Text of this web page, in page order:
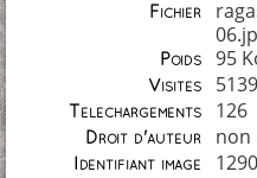
Fichier
Poids 95
Visites 5139
Téléchargements 126
Droit d'auteur non
Identifiant image 1290